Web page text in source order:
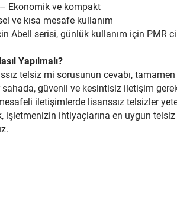
– Ekonomik ve kompakt
ve kısa mesafe kullanım
Abell serisi, günlük kullanım için PMR
Yapılmalı?
telsiz mi sorusunun cevabı,
sahada, güvenli ve kesintisiz iletişim
iletişimlerde lisanssız telsizler
işletmenizin ihtiyaçlarına en uygun